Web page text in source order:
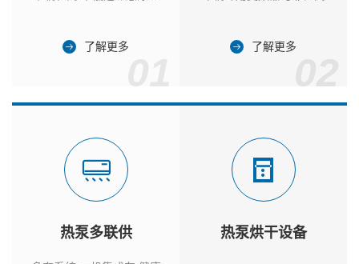
了解更多 了解更多
热泵多联供 热泵烘干设备